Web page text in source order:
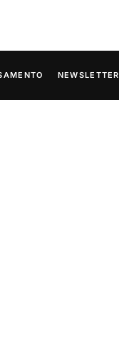
NEWSLETTER